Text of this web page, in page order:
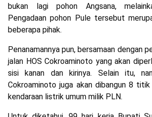
bukan lagi pohon Angsana,
Pengadaan pohon Pule tersebut
beberapa pihak.
Penanamannya pun, bersamaan dengan
jalan HOS Cokroaminoto yang akan
sisi kanan dan kirinya. Selain itu,
Cokroaminoto juga akan dibangun 8
kendaraan listrik umum milik PLN.